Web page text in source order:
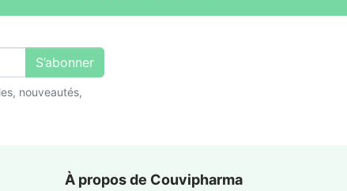
S’abonner
nouveautés,
À propos de Couvipharma